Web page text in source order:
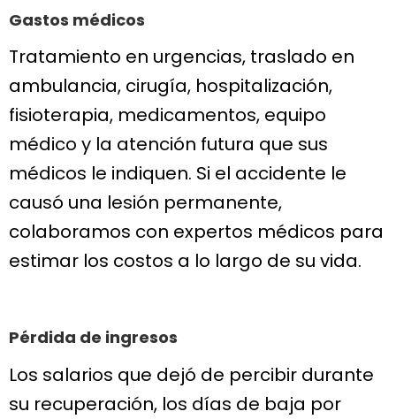
Gastos médicos
Tratamiento en urgencias, traslado en
ambulancia, cirugía, hospitalización,
fisioterapia, medicamentos, equipo
médico y la atención futura que sus
médicos le indiquen. Si el accidente le
causó una lesión permanente,
colaboramos con expertos médicos para
estimar los costos a lo largo de su vida.
Pérdida de ingresos
Los salarios que dejó de percibir durante
su recuperación, los días de baja por